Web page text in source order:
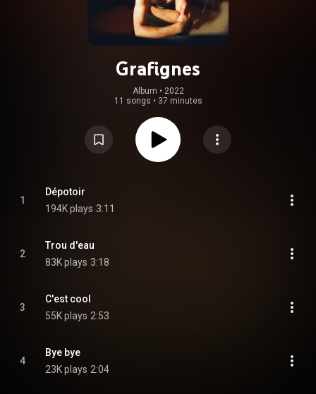
Grafignes
Album • 2022
11 songs • 37 minutes
1
Dépotoir
194K plays 3:11
2
Trou d'eau
83K plays 3:18
3
C'est cool
55K plays 2:53
4
Bye bye
23K plays 2:04